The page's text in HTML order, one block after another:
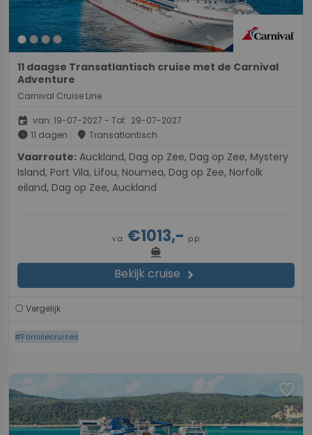
11 daagse Transatlantisch cruise met de Carnival
Adventure
Carnival Cruise Line
event van: 19-07-2027 - Tot: 29-07-2027
schedule 11 dagen place Transatlantisch
Vaarroute:
Island, Port Vila, Lifou, Noumea, Dag op Zee, Norfolk
eiland, Dag op Zee, Auckland
v.a.€1013,- p.p.
directions_boat
Bekijk cruise chevron_right
Vergelijk
#Familiecruises
favorite